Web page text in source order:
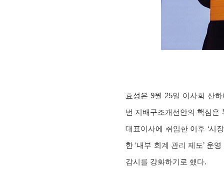
효성은 9월 25일 이사회 산
번 지배구조개선안의 핵심은
대표이사에 취임한 이후 ‘시
한 ‘내부 회계 관리 제도’ 운
감시를 강화하기로 했다.